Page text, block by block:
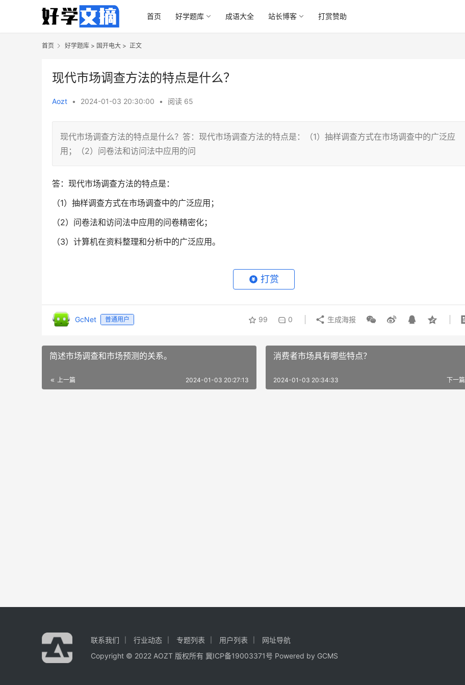
首页 好学题库 成语大全 站长博客 打赏赞助
首页 好学题库 > 国开电大 > 正文
现代市场调查方法的特点是什么？
Aozt • 2024-01-03 20:30:00 • 阅读 65
现代市场调查方法的特点是什么？答：现代市场调查方法的特点是：（1）抽样调查方式在市场调查中的广泛应
用；（2）问卷法和访问法中应用的问
答：现代市场调查方法的特点是：
（1）抽样调查方式在市场调查中的广泛应用；
（2）问卷法和访问法中应用的问卷精密化；
（3）计算机在资料整理和分析中的广泛应用。
打赏
GcNet 普通用户 99 0 生成海报
简述市场调查和市场预测的关系。
上一篇 2024-01-03 20:27:13
消费者市场具有哪些特点？
下一篇
2024-01-03 20:34:33
联系我们 行业动态 专题列表 用户列表
网址导航
Copyright © 2022 AOZT 版权所有 冀ICP备19003371号 Powered by GCMS